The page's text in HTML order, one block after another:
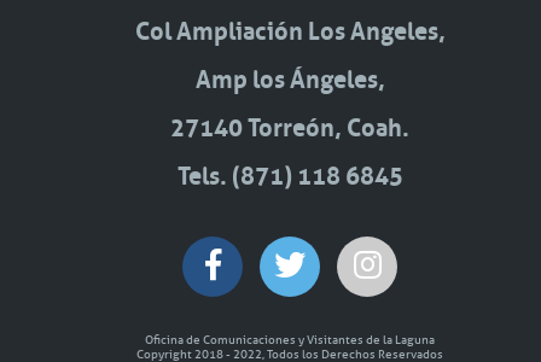
Col Ampliación Los Angeles,
Amp los Ángeles,
27140 Torreón, Coah.
Tels. (871) 118 6845
Oficina de Comunicaciones y Visitantes de la Laguna
Copyright 2018 - 2022, Todos los Derechos Reservados